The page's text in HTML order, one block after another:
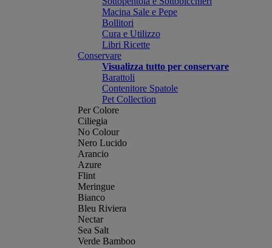
Macina Sale e Pepe
Bollitori
Cura e Utilizzo
Libri Ricette
Conservare
Visualizza tutto per conservare
Barattoli
Contenitore Spatole
Pet Collection
Per Colore
Ciliegia
No Colour
Nero Lucido
Arancio
Azure
Flint
Meringue
Bianco
Bleu Riviera
Nectar
Sea Salt
Verde Bamboo